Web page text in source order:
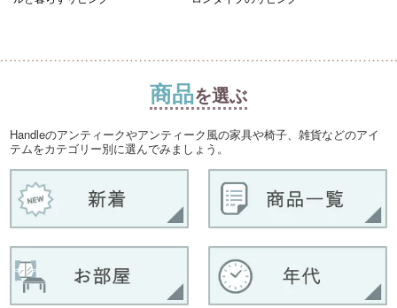
商品を選ぶ
Handleのアンティークやアンティーク風の家具や椅子、雑貨などのアイ
テムをカテゴリー別に選んでみましょう。